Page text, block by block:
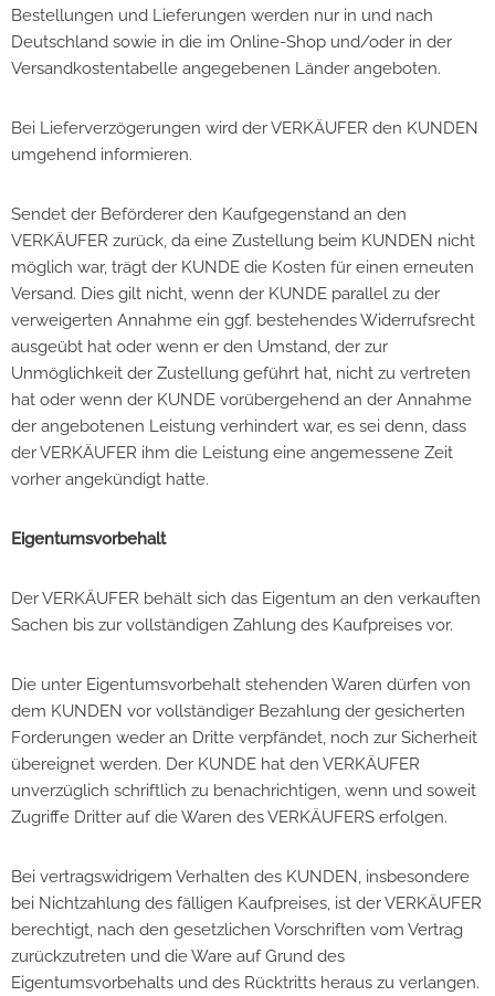
Bestellungen und Lieferungen werden nur in und nach
Deutschland sowie in die im Online-Shop und/oder in der
Versandkostentabelle angegebenen Länder angeboten.
Bei Lieferverzögerungen wird der VERKÄUFER den KUNDEN
umgehend informieren.
Sendet der Beförderer den Kaufgegenstand an den
VERKÄUFER zurück, da eine Zustellung beim KUNDEN nicht
möglich war, trägt der KUNDE die Kosten für einen erneuten
Versand. Dies gilt nicht, wenn der KUNDE parallel zu der
verweigerten Annahme ein ggf. bestehendes Widerrufsrecht
ausgeübt hat oder wenn er den Umstand, der zur
Unmöglichkeit der Zustellung geführt hat, nicht zu vertreten
hat oder wenn der KUNDE vorübergehend an der Annahme
der angebotenen Leistung verhindert war, es sei denn, dass
der VERKÄUFER ihm die Leistung eine angemessene Zeit
vorher angekündigt hatte.
Eigentumsvorbehalt
Der VERKÄUFER behält sich das Eigentum an den verkauften
Sachen bis zur vollständigen Zahlung des Kaufpreises vor.
Die unter Eigentumsvorbehalt stehenden Waren dürfen von
dem KUNDEN vor vollständiger Bezahlung der gesicherten
Forderungen weder an Dritte verpfändet, noch zur Sicherheit
übereignet werden. Der KUNDE hat den VERKÄUFER
unverzüglich schriftlich zu benachrichtigen, wenn und soweit
Zugriffe Dritter auf die Waren des VERKÄUFERS erfolgen.
Bei vertragswidrigem Verhalten des KUNDEN, insbesondere
bei Nichtzahlung des fälligen Kaufpreises, ist der VERKÄUFER
berechtigt, nach den gesetzlichen Vorschriften vom Vertrag
zurückzutreten und die Ware auf Grund des
Eigentumsvorbehalts und des Rücktritts heraus zu verlangen.